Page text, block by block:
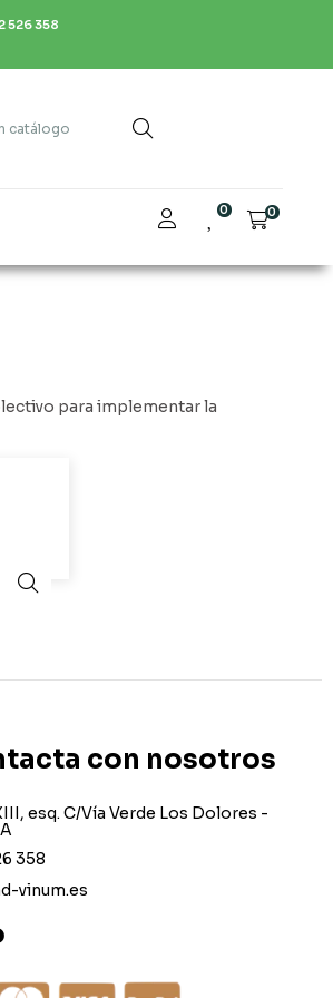
526 358
0 0
para implementar la
con nosotros
esq. C/Vía Verde Los Dolores -
358
vinum.es